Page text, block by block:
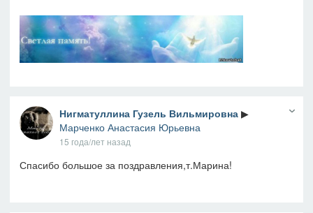
Нигматуллина Гузель Вильмировна ▶
Марченко Анастасия Юрьевна
15 года/лет назад
Спасибо большое за поздравления,т.Марина!